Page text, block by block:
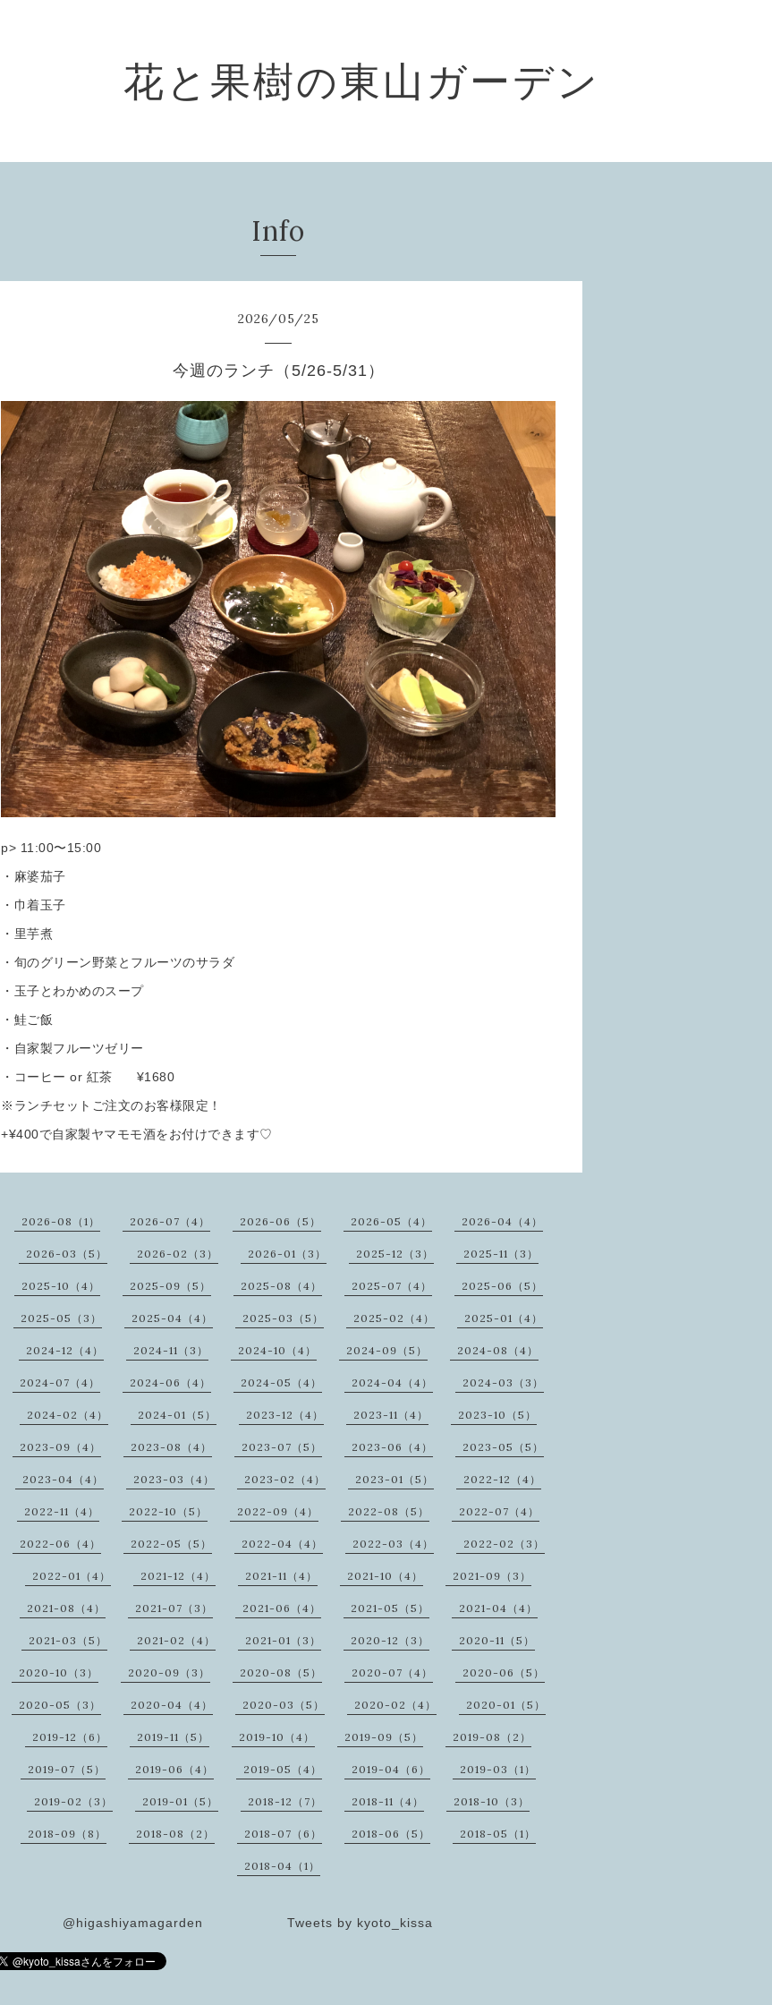
花と果樹の東山ガーデン
Info
2026/05/25
今週のランチ（5/26-5/31）
p> 11:00〜15:00
・麻婆茄子
・巾着玉子
・里芋煮
・旬のグリーン野菜とフルーツのサラダ
・玉子とわかめのスープ
・鮭ご飯
・自家製フルーツゼリー
・コーヒー or 紅茶 ¥1680
※ランチセットご注文のお客様限定！
+¥400で自家製ヤマモモ酒をお付けできます♡
2026-08（1） 2026-07（4） 2026-06（5） 2026-05（4） 2026-04（4）
2026-03（5） 2026-02（3） 2026-01（3） 2025-12（3） 2025-11（3）
2025-10（4） 2025-09（5） 2025-08（4） 2025-07（4） 2025-06（5）
2025-05（3） 2025-04（4） 2025-03（5） 2025-02（4） 2025-01（4）
2024-12（4） 2024-11（3） 2024-10（4） 2024-09（5） 2024-08（4）
2024-07（4） 2024-06（4） 2024-05（4） 2024-04（4） 2024-03（3）
2024-02（4） 2024-01（5） 2023-12（4） 2023-11（4） 2023-10（5）
2023-09（4） 2023-08（4） 2023-07（5） 2023-06（4） 2023-05（5）
2023-04（4） 2023-03（4） 2023-02（4） 2023-01（5） 2022-12（4）
2022-11（4） 2022-10（5） 2022-09（4） 2022-08（5） 2022-07（4）
2022-06（4） 2022-05（5） 2022-04（4） 2022-03（4） 2022-02（3）
2022-01（4） 2021-12（4） 2021-11（4） 2021-10（4） 2021-09（3）
2021-08（4） 2021-07（3） 2021-06（4） 2021-05（5） 2021-04（4）
2021-03（5） 2021-02（4） 2021-01（3） 2020-12（3） 2020-11（5）
2020-10（3） 2020-09（3） 2020-08（5） 2020-07（4） 2020-06（5）
2020-05（3） 2020-04（4） 2020-03（5） 2020-02（4） 2020-01（5）
2019-12（6） 2019-11（5） 2019-10（4） 2019-09（5） 2019-08（2）
2019-07（5） 2019-06（4） 2019-05（4） 2019-04（6） 2019-03（1）
2019-02（3） 2019-01（5） 2018-12（7） 2018-11（4） 2018-10（3）
2018-09（8） 2018-08（2） 2018-07（6） 2018-06（5） 2018-05（1）
2018-04（1）
@higashiyamagarden Tweets by kyoto_kissa